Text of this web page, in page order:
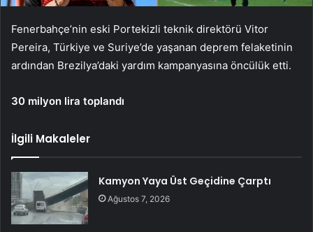
Fenerbahçe’nin eski Portekizli teknik direktörü Vitor
Pereira, Türkiye ve Suriye’de yaşanan deprem felaketinin
ardından Brezilya’daki yardım kampanyasına öncülük etti.
30 milyon lira toplandı
İlgili Makaleler
Kamyon Yaya Üst Geçidine Çarptı
Ağustos 7, 2026